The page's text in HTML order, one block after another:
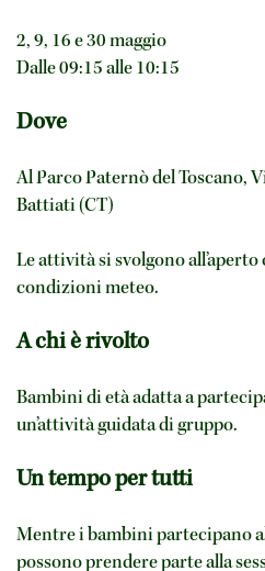
2, 9, 16 e 30 maggio
Dalle 09:15 alle 10:15
Dove
Al Parco Paternò del Toscano,
Battiati (CT)
Le attività si svolgono all’aperto
condizioni meteo.
A chi è rivolto
Bambini di età adatta a
un’attività guidata di gruppo.
Un tempo per tutti
Mentre i bambini partecipano
possono prendere parte alla